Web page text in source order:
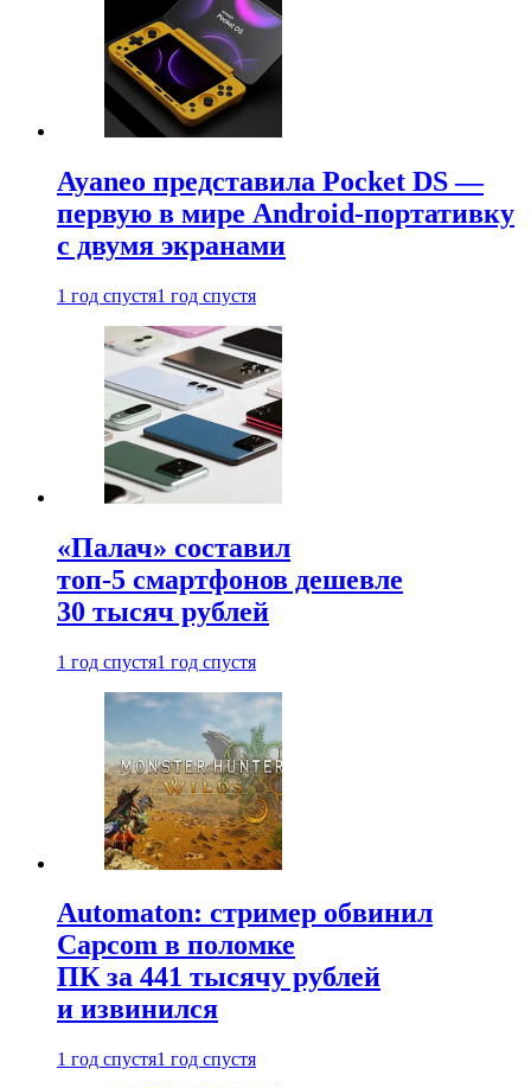
Ayaneo представила Pocket DS —
первую в мире Android-портативку
с двумя экранами
1 год спустя1 год спустя
«Палач» составил
топ-5 смартфонов дешевле
30 тысяч рублей
1 год спустя1 год спустя
Automaton: стример обвинил
Capcom в поломке
ПК за 441 тысячу рублей
и извинился
1 год спустя1 год спустя